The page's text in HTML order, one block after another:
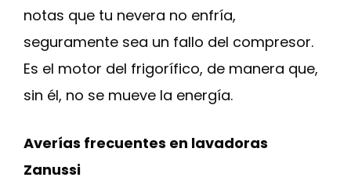
notas que tu nevera no enfría,
seguramente sea un fallo del compresor.
Es el motor del frigorífico, de manera que,
sin él, no se mueve la energía.
Averías frecuentes en lavadoras
Zanussi